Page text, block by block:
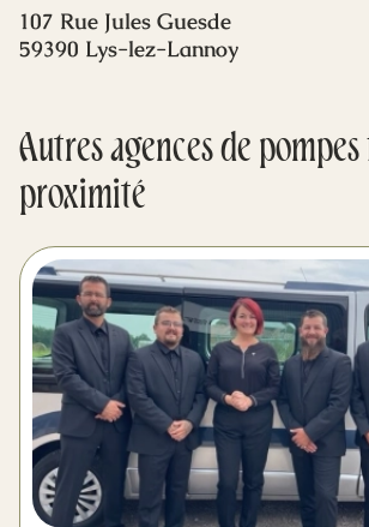
107 Rue Jules Guesde
59390 Lys-lez-Lannoy
Autres agences de
proximité